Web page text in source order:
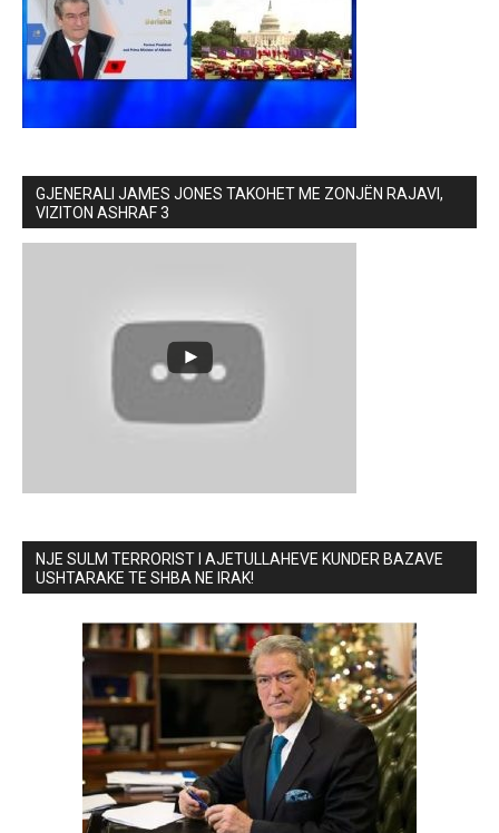
GJENERALI JAMES JONES TAKOHET ME ZONJËN RAJAVI,
VIZITON ASHRAF 3
NJE SULM TERRORIST I AJETULLAHEVE KUNDER BAZAVE
USHTARAKE TE SHBA NE IRAK!